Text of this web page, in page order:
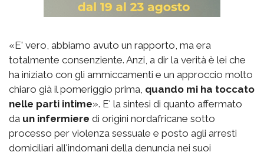
«E' vero, abbiamo avuto un rapporto, ma era
totalmente consenziente. Anzi, a dir la verità è lei che
ha iniziato con gli ammiccamenti e un approccio molto
chiaro già il pomeriggio prima, quando mi ha toccato
nelle parti intime». E' la sintesi di quanto affermato
da un infermiere di origini nordafricane sotto
processo per violenza sessuale e posto agli arresti
domiciliari all'indomani della denuncia nei suoi